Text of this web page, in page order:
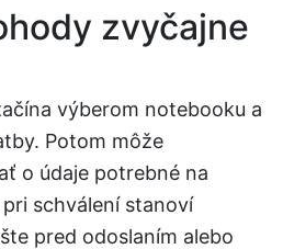
zvyčajne
výberom notebooku a
Potom môže
o údaje potrebné na
schválení stanoví
pred odoslaním alebo